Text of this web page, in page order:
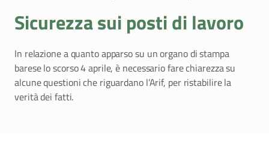
Sicurezza sui posti di lavoro
In relazione a quanto apparso su un organo di stampa
barese lo scorso 4 aprile, è necessario fare chiarezza su
alcune questioni che riguardano l’Arif, per ristabilire la
verità dei fatti.